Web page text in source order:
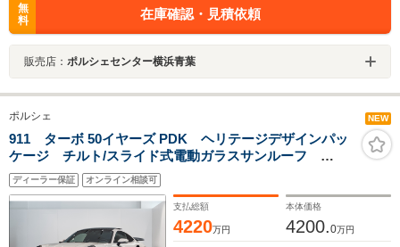
無
料
在庫確認・見積依頼
販売店： ポルシェセンター横浜青葉
ポルシェ NEW
911 ターボ 50イヤーズ PDK ヘリテージデザインパッ
ケージ チルト/スライド式電動ガラスサンルーフ
ACC レーンキープ 20/21インチ Sport Classic ホイー
ル(ホワイト/シルバー塗装)
ディーラー保証 オンライン相談可
支払総額
4220万円
本体価格
4200.0万円